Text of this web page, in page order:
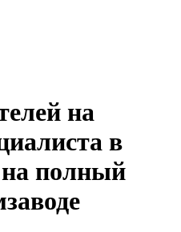
на
в
на полный